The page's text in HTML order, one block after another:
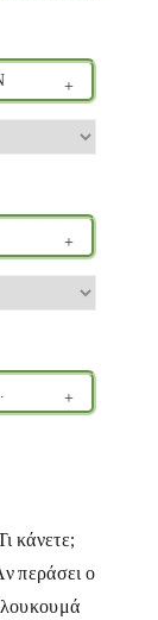
κάνετε;
περάσει ο